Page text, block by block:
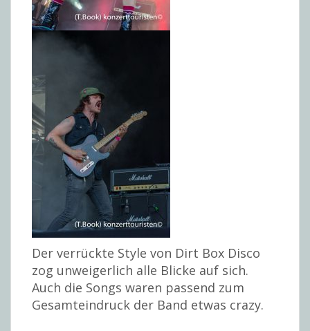
Der verrückte Style von Dirt Box Disco
zog unweigerlich alle Blicke auf sich.
Auch die Songs waren passend zum
Gesamteindruck der Band etwas crazy.